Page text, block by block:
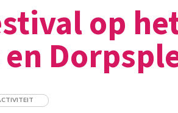
op